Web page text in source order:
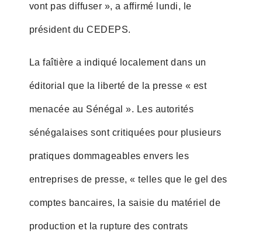
vont pas diffuser », a affirmé lundi, le
président du CEDEPS.
La faîtière a indiqué localement dans un
éditorial que la liberté de la presse « est
menacée au Sénégal ». Les autorités
sénégalaises sont critiquées pour plusieurs
pratiques dommageables envers les
entreprises de presse, « telles que le gel des
comptes bancaires, la saisie du matériel de
production et la rupture des contrats